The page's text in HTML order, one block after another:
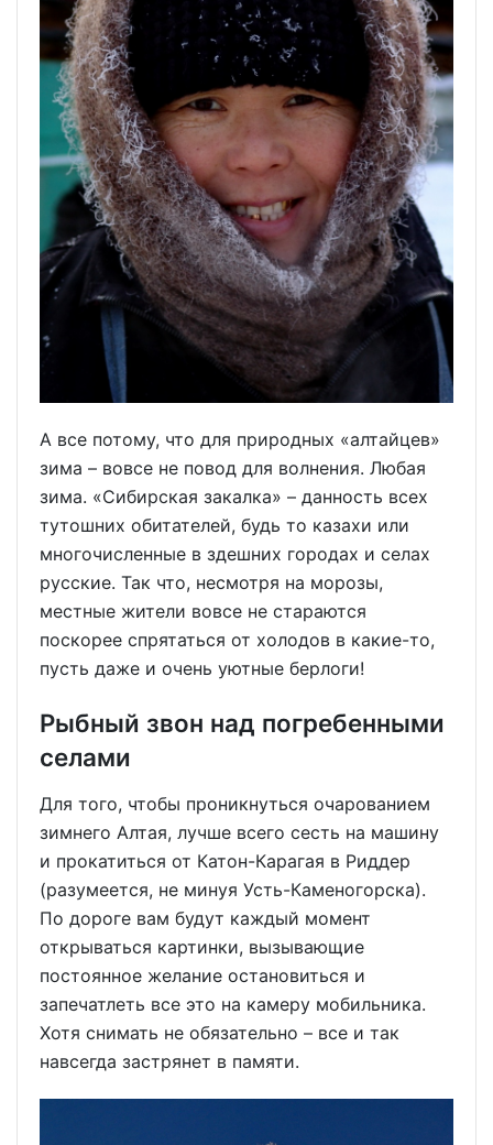
А все потому, что для природных «алтайцев»
зима – вовсе не повод для волнения. Любая
зима. «Сибирская закалка» – данность всех
тутошних обитателей, будь то казахи или
многочисленные в здешних городах и селах
русские. Так что, несмотря на морозы,
местные жители вовсе не стараются
поскорее спрятаться от холодов в какие-то,
пусть даже и очень уютные берлоги!
Рыбный звон над погребенными
селами
Для того, чтобы проникнуться очарованием
зимнего Алтая, лучше всего сесть на машину
и прокатиться от Катон-Карагая в Риддер
(разумеется, не минуя Усть-Каменогорска).
По дороге вам будут каждый момент
открываться картинки, вызывающие
постоянное желание остановиться и
запечатлеть все это на камеру мобильника.
Хотя снимать не обязательно – все и так
навсегда застрянет в памяти.